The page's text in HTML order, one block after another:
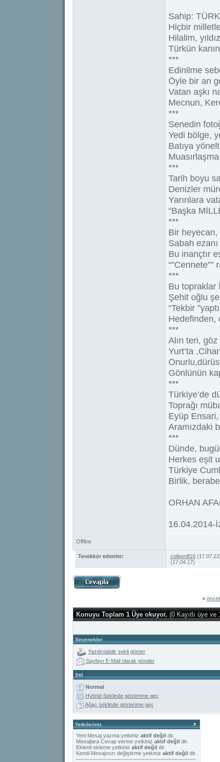
Sahip:
Hiçbir
Hilalim,
Türkün
***
Edinilme
Öyle bir an
Vatan aşkı
Mecnun,
***
Senedin
Yedi bölge,
Batıya
***
Tarih boyu
Denizler
Yarınlara
“Başka
***
Bir
Sabah
Bu inançtır
***
Bu topraklar
Şehit oğlu
“Tekbir
Hedefinden,
***
Alın teri,
Yurt’ta
Gönlünün
***
Türkiye’de
Toprağı
Eyüp
Aramızdaki
***
Dünde,
Herkes eşit
Türkiye
Birlik,
ORHAN
16.04.2014-
Offline
Tesekkür edenler: colleenlf16
(17.04.17)
«
Konuyu Toplam 1 Üye okuyor. (0 Kayıtlı üye ve
Seçenekler
Yazdırılabilir şekli göster
Sayfayı E-Mail olarak gönder
Stil
Normal
Hybrid-Şeklinde gösterime geç
Ağaç şeklinde gösterime geç
Yetkileriniz
Yeni Mesaj yazma yetkiniz aktif değildir.
Mesajlara Cevap verme yetkiniz aktif değildir.
Eklenti ekleme yetkiniz aktif değildir.
Kendi Mesajınızı değiştirme yetkiniz aktif değildir.